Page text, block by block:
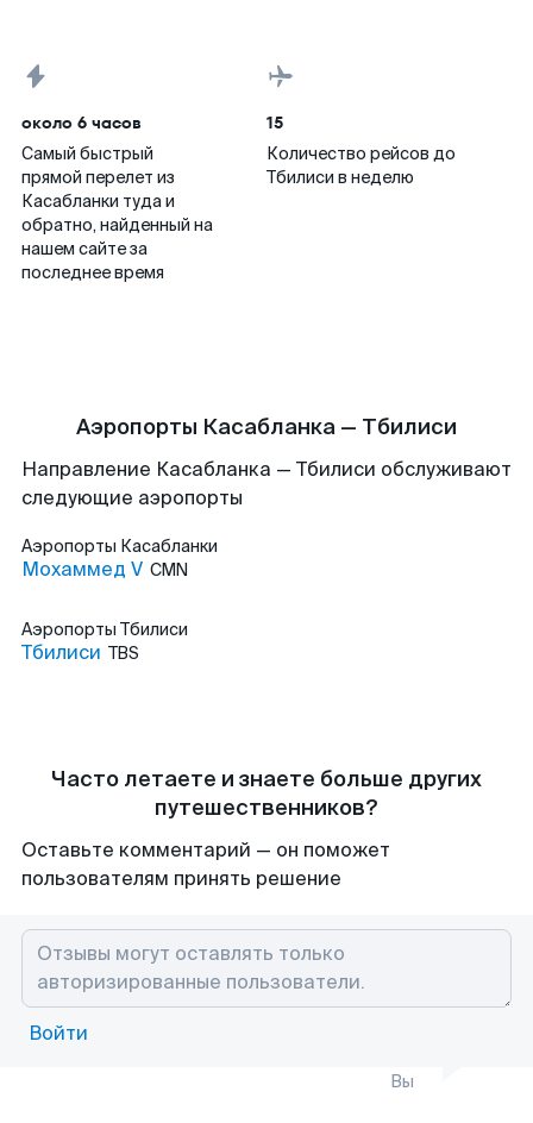
около 6 часов
Самый быстрый
прямой перелет из
Касабланки туда и
обратно, найденный на
нашем сайте за
последнее время
15
Количество рейсов до
Тбилиси в неделю
Аэропорты Касабланка — Тбилиси
Направление Касабланка — Тбилиси обслуживают
следующие аэропорты
Аэропорты Касабланки
Мохаммед V CMN
Аэропорты Тбилиси
Тбилиси TBS
Часто летаете и знаете больше других
путешественников?
Оставьте комментарий — он поможет
пользователям принять решение
Войти
Вы